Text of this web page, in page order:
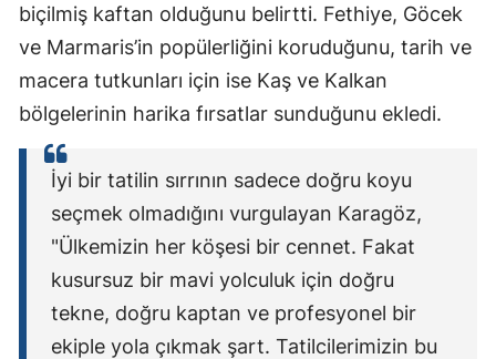
biçilmiş kaftan olduğunu belirtti. Fethiye, Göcek
ve Marmaris’in popülerliğini koruduğunu, tarih ve
macera tutkunları için ise Kaş ve Kalkan
bölgelerinin harika fırsatlar sunduğunu ekledi.
İyi bir tatilin sırrının sadece doğru koyu
seçmek olmadığını vurgulayan Karagöz,
"Ülkemizin her köşesi bir cennet. Fakat
kusursuz bir mavi yolculuk için doğru
tekne, doğru kaptan ve profesyonel bir
ekiple yola çıkmak şart. Tatilcilerimizin bu